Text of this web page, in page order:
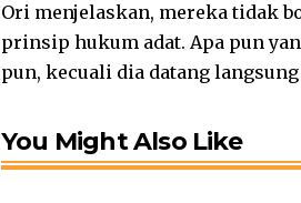
Ori menjelaskan, mereka tidak
prinsip hukum adat. Apa pun
pun, kecuali dia datang
You Might Also Like